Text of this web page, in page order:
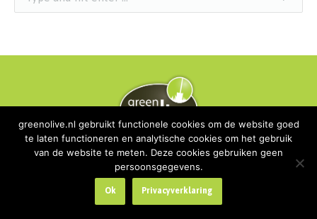
Copyright Green Olive | All rights reserved
Privacyverklaring
greenolive.nl gebruikt functionele cookies om de website goed
te laten functioneren en analytische cookies om het gebruik
van de website te meten. Deze cookies gebruiken geen
persoonsgegevens.
Ok Privacyverklaring